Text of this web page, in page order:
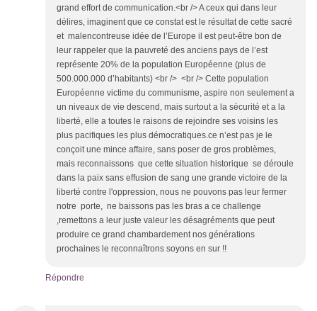
grand effort de communication.<br /> A ceux qui dans leur
délires, imaginent que ce constat est le résultat de cette sacré
et malencontreuse idée de l’Europe il est peut-être bon de
leur rappeler que la pauvreté des anciens pays de l’est
représente 20% de la population Européenne (plus de
500.000.000 d’habitants) <br /> <br /> Cette population
Européenne victime du communisme, aspire non seulement a
un niveaux de vie descend, mais surtout a la sécurité et a la
liberté, elle a toutes le raisons de rejoindre ses voisins les
plus pacifiques les plus démocratiques.ce n’est pas je le
conçoit une mince affaire, sans poser de gros problèmes,
mais reconnaissons que cette situation historique se déroule
dans la paix sans effusion de sang une grande victoire de la
liberté contre l'oppression, nous ne pouvons pas leur fermer
notre porte, ne baissons pas les bras a ce challenge
,remettons a leur juste valeur les désagréments que peut
produire ce grand chambardement nos générations
prochaines le reconnaîtrons soyons en sur !!
Répondre